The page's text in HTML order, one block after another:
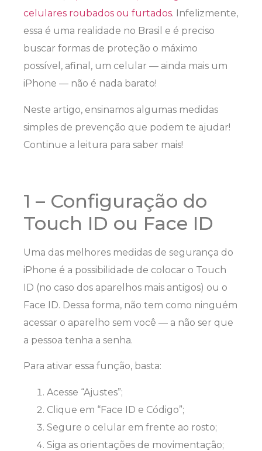
celulares roubados ou furtados. Infelizmente,
essa é uma realidade no Brasil e é preciso
buscar formas de proteção o máximo
possível, afinal, um celular — ainda mais um
iPhone — não é nada barato!
Neste artigo, ensinamos algumas medidas
simples de prevenção que podem te ajudar!
Continue a leitura para saber mais!
1 – Configuração do
Touch ID ou Face ID
Uma das melhores medidas de segurança do
iPhone é a possibilidade de colocar o Touch
ID (no caso dos aparelhos mais antigos) ou o
Face ID. Dessa forma, não tem como ninguém
acessar o aparelho sem você — a não ser que
a pessoa tenha a senha.
Para ativar essa função, basta:
Acesse “Ajustes”;
Clique em “Face ID e Código”;
Segure o celular em frente ao rosto;
Siga as orientações de movimentação;